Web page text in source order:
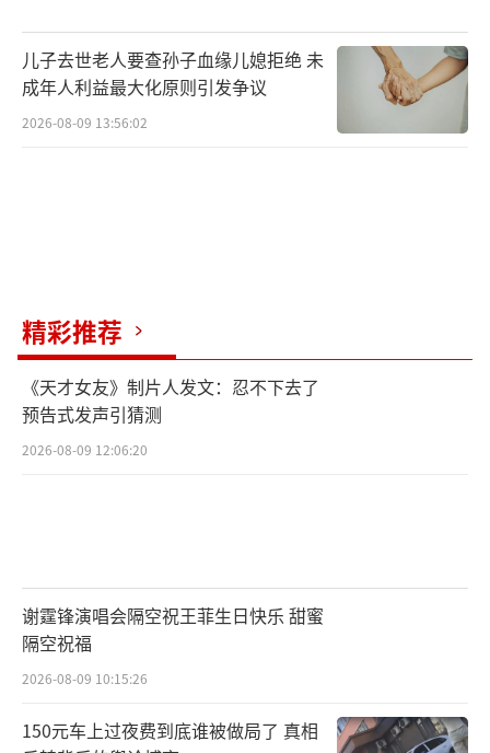
儿子去世老人要查孙子血缘儿媳拒绝 未
成年人利益最大化原则引发争议
2026-08-09 13:56:02
精彩推荐
《天才女友》制片人发文：忍不下去了
预告式发声引猜测
2026-08-09 12:06:20
谢霆锋演唱会隔空祝王菲生日快乐 甜蜜
隔空祝福
2026-08-09 10:15:26
150元车上过夜费到底谁被做局了 真相